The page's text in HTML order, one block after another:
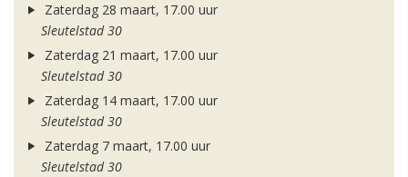
Zaterdag 28 maart, 17.00 uur
Sleutelstad 30
Zaterdag 21 maart, 17.00 uur
Sleutelstad 30
Zaterdag 14 maart, 17.00 uur
Sleutelstad 30
Zaterdag 7 maart, 17.00 uur
Sleutelstad 30